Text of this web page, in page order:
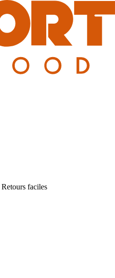
Retours faciles